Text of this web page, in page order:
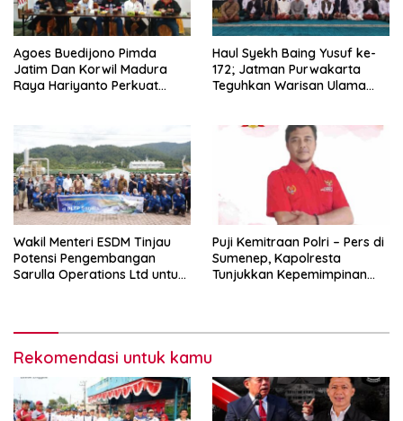
Agoes Buedijono Pimda
Jatim Dan Korwil Madura
Raya Hariyanto Perkuat
Haul Syekh Baing Yusuf ke-
172; Jatman Purwakarta
Teguhkan Warisan Ulama
Wakil Menteri ESDM Tinjau
Potensi Pengembangan
Sarulla Operations Ltd untuk
Puji Kemitraan Polri – Pers di
Sumenep, Kapolresta
Tunjukkan Kepemimpinan
Rekomendasi untuk kamu